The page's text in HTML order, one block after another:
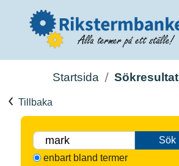
Startsida Sökresultat
Tillbaka
Sök
enbart bland termer